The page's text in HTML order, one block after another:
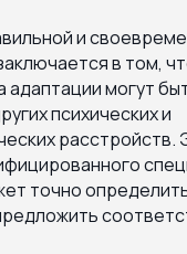
и
в том,
адаптации могут
психических и
расстройств.
точно